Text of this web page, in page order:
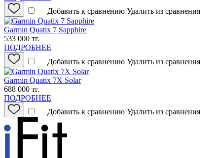
Добавить к сравнению Удалить из сравнения
Garmin Quatix 7 Sapphire
533 000 тг.
ПОДРОБНЕЕ
Добавить к сравнению Удалить из сравнения
Garmin Quatix 7X Solar
688 000 тг.
ПОДРОБНЕЕ
Добавить к сравнению Удалить из сравнения